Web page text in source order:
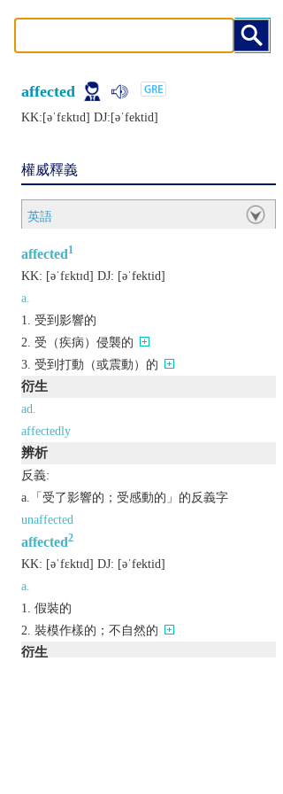
affected
KK:[ǝˈfɛktɪd] DJ:[ǝˈfеktid]
權威釋義
英語
affected1
KK: [ǝˈfɛktɪd] DJ: [ǝˈfеktid]
a.
受到影響的
受（疾病）侵襲的
受到打動（或震動）的
衍生
ad.
affectedly
辨析
反義:
a.「受了影響的；受感動的」的反義字
unaffected
affected2
KK: [ǝˈfɛktɪd] DJ: [ǝˈfеktid]
a.
假裝的
裝模作樣的；不自然的
衍生